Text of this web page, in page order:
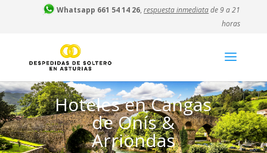
Whatsapp 661 54 14 26,respuesta inmediatade 9 a 21
horas
Hoteles en Cangas
de Onís &
Arriondas